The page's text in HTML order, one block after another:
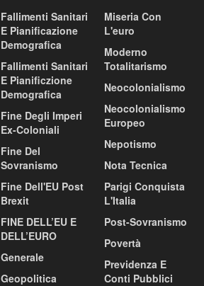
Fallimenti Sanitari
E Pianificazione
Demografica
Fallimenti Sanitari
E Pianificzione
Demografica
Fine Degli Imperi
Ex-Coloniali
Fine Del
Sovranismo
Fine Dell'EU Post
Brexit
FINE DELL’EU E
DELL’EURO
Generale
Geopolitica
Miseria Con
L'euro
Moderno
Totalitarismo
Neocolonialismo
Neocolonialismo
Europeo
Nepotismo
Nota Tecnica
Parigi Conquista
L'Italia
Post-Sovranismo
Povertà
Previdenza E
Conti Pubblici